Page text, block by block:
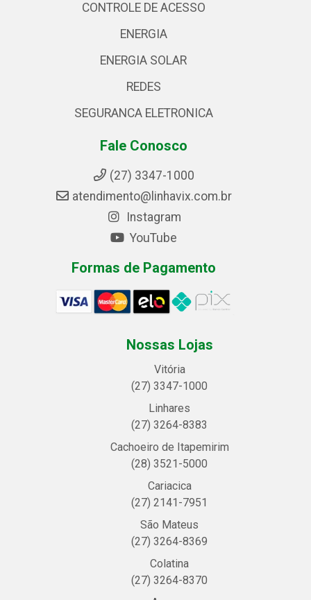
CONTROLE DE ACESSO
ENERGIA
ENERGIA SOLAR
REDES
SEGURANCA ELETRONICA
Fale Conosco
(27) 3347-1000
atendimento@linhavix.com.br
Instagram
YouTube
Formas de Pagamento
Nossas Lojas
Vitória
(27) 3347-1000
Linhares
(27) 3264-8383
Cachoeiro de Itapemirim
(28) 3521-5000
Cariacica
(27) 2141-7951
São Mateus
(27) 3264-8369
Colatina
(27) 3264-8370